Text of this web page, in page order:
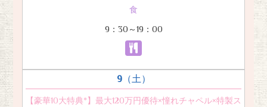
食
9：30～19：00
9（土）
【豪華10大特典*】最大120万円優待×憧れチャペル×特製ス